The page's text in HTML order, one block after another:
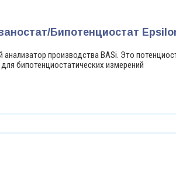
Бипотенциостат
производства BASi. Это
бипотенциостатических измерений